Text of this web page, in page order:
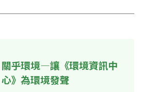
乎環境—讓《環境資訊中
心》為環境發聲